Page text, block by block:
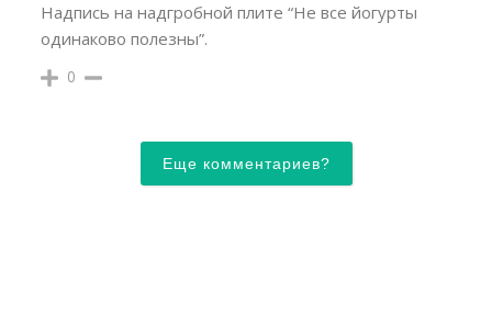
Надпись на надгробной плите “Не все йогурты
одинаково полезны”.
0
Еще комментариев?